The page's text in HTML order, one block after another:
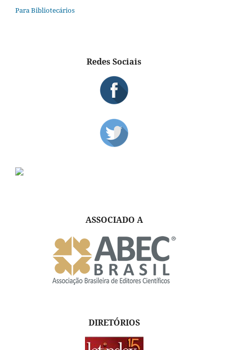
Para Bibliotecários
Redes Sociais
ASSOCIADO A
DIRETÓRIOS